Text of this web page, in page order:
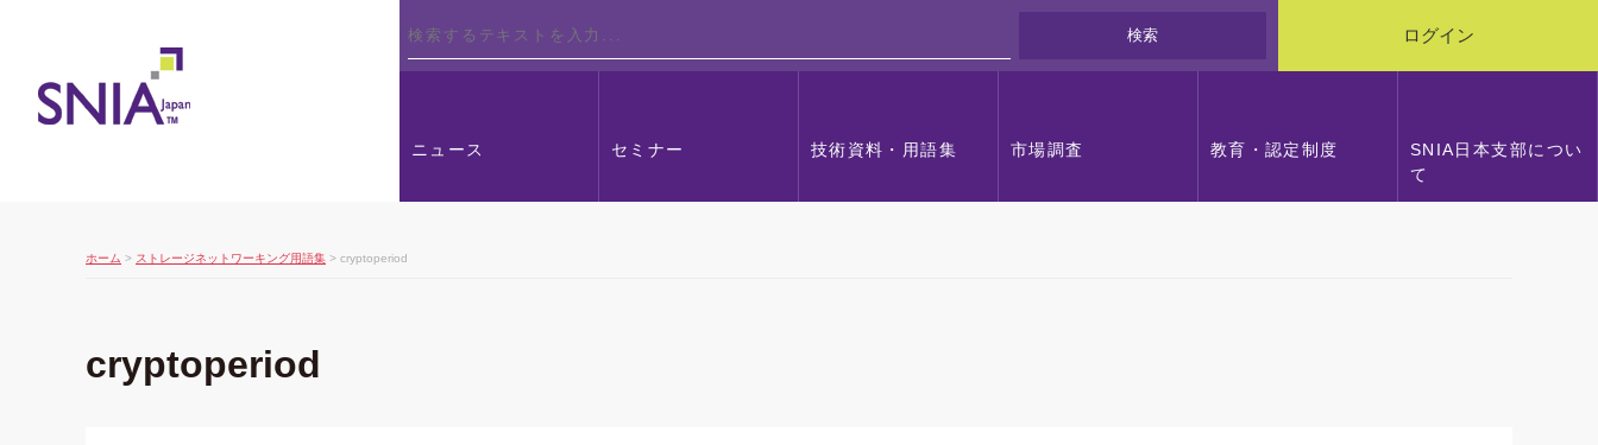
検索 ログイン
ニュース セミナー 技術資料・用語集 市場調査 教育・認定制度
SNIA日本支部につい
て
ホーム > ストレージネットワーキング用語集 > cryptoperiod
cryptoperiod